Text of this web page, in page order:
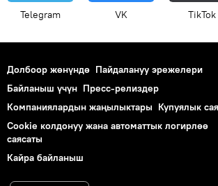
Telegram VK ТikТоk
Долбоор жөнүндө Пайдалануу эрежелери
Байланыш үчүн Пресс-релиздер
Компаниялардын жаңылыктары Купуялык
Cookie колдонуу жана автоматтык логирлөө
саясаты
Кайра байланыш